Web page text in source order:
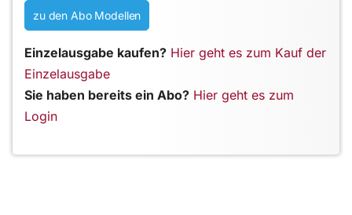
zu den Abo Modellen
Einzelausgabe kaufen? Hier geht es zum Kauf der
Einzelausgabe
Sie haben bereits ein Abo? Hier geht es zum
Login